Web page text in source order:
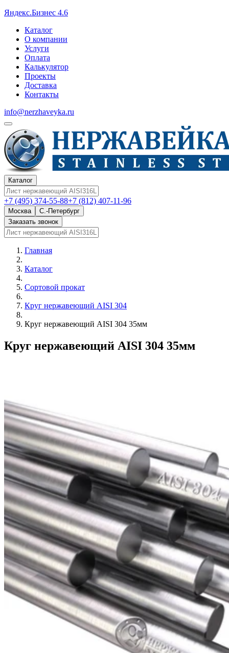
Яндекс.Бизнес 4.6
Каталог
О компании
Услуги
Оплата
Калькулятор
Проекты
Доставка
Контакты
info@nerzhaveyka.ru
Каталог
+7 (495) 374-55-88+7 (812) 407-11-96
Москва
С.-Петербург
Заказать звонок
Главная
Каталог
Сортовой прокат
Круг нержавеющий AISI 304
Круг нержавеющий AISI 304 35мм
Круг нержавеющий AISI 304 35мм